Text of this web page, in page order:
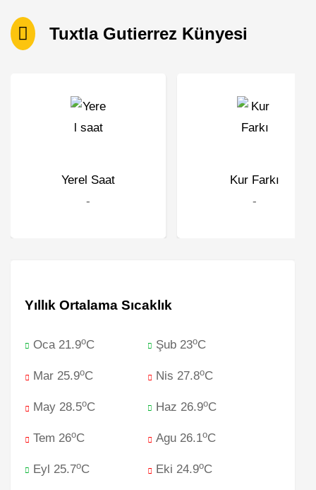
Tuxtla Gutierrez Künyesi
Yerel Saat
-
Kur Farkı
-
Yıllık Ortalama Sıcaklık
Oca 21.9oC Şub 23oC
Mar 25.9oC Nis 27.8oC
May 28.5oC Haz 26.9oC
Tem 26oC Agu 26.1oC
Eyl 25.7oC Eki 24.9oC